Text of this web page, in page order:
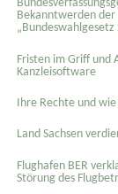
Bekanntwerden
„Bundeswahlgesetz
Fristen im Griff und
Kanzleisoftware
Ihre Rechte und
Land Sachsen
Flughafen BER
Störung des